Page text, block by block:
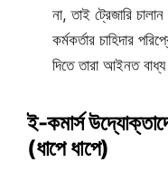
না, তাই ট্রেজারি
কর্মকর্তার চাহিদার
দিতে তারা আইনত
ই-কমার্স
(ধাপে ধাপে)